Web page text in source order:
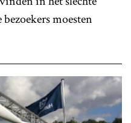
moesten